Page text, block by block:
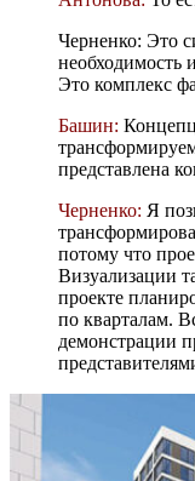
Черненко: Это
необходимость
Это комплекс
Башин:
представлена
Черненко: Я
потому что
Визуализации
проекте
по кварталам.
демонстрации